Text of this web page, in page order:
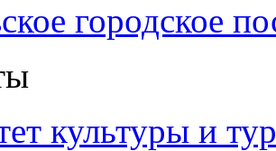
городское
культуры и